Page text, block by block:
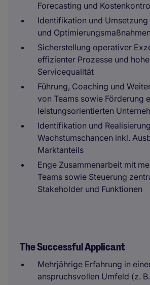
Forecasting und
Identifikation und
und Optimierungsmaßnahmen
Sicherstellung operativer
effizienter Prozesse und
Servicequalität
Führung, Coaching und
von Teams sowie Förderung
leistungsorientierten
Identifikation und
Wachstumschancen inkl.
Marktanteils
Enge Zusammenarbeit mit
Teams sowie Steuerung
Stakeholder und Funktionen
The Successful Applicant
Mehrjährige Erfahrung in
anspruchsvollen Umfeld (z. B.